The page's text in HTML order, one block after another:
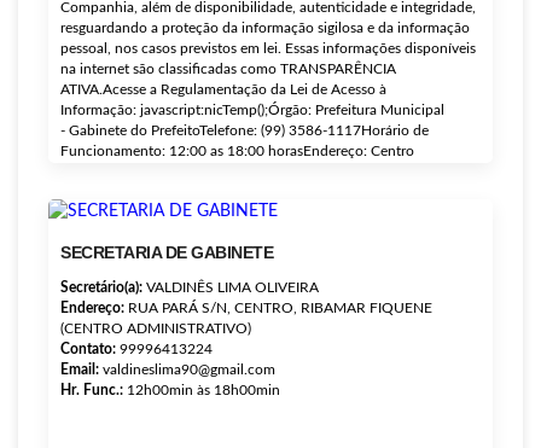
Companhia, além de disponibilidade, autenticidade e integridade,
resguardando a proteção da informação sigilosa e da informação
pessoal, nos casos previstos em lei. Essas informações disponíveis
na internet são classificadas como TRANSPARÊNCIA
ATIVA.Acesse a Regulamentação da Lei de Acesso à
Informação: javascript:nicTemp();Órgão: Prefeitura Municipal
- Gabinete do PrefeitoTelefone: (99) 3586-1117Horário de
Funcionamento: 12:00 as 18:00 horasEndereço: Centro
Hr. Func.:
SECRETARIA DE GABINETE
Secretário(a): VALDINÊS LIMA OLIVEIRA
Endereço: RUA PARÁ S/N, CENTRO, RIBAMAR FIQUENE
(CENTRO ADMINISTRATIVO)
Contato: 99996413224
Email: valdineslima90@gmail.com
Hr. Func.: 12h00min às 18h00min